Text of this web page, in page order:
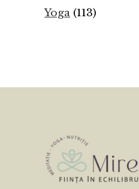
Yoga (113)